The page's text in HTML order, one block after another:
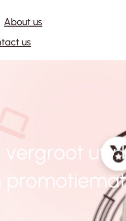
About us
us
uw